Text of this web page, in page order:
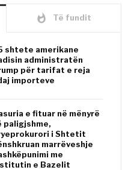
whatshot Të fundit
shtete amerikane
administratën
për tarifat e reja
importeve
e fituar në mënyrë
paligjshme,
i Shtetit
marrëveshje
me
e Bazelit